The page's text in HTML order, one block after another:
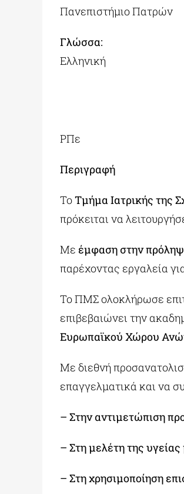
Πανεπιστήμιο Πατρών
Γλώσσα:
Ελληνική
PΠε
Περιγραφή
ΤοΤμήμα Ιατρικής της
πρόκειται να
Με έμφαση στην
παρέχοντας εργαλεία
Το ΠΜΣ ολοκλήρωσε
επιβεβαιώνει την
Ευρωπαϊκού Χώρου
Με διεθνή
επαγγελματικά και να
– Στην αντιμετώπιση
– Στη μελέτη της
– Στη χρησιμοποίηση